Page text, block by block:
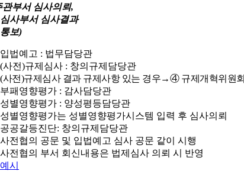
관부서 심사의뢰,
심사부서 심사결과
통보)
입법예고 : 법무담당관
(사전)규제심사 : 창의규제담당관
(사전)규제심사 결과 규제사항 있는 경우→④ 규제개혁위원
부패영향평가 : 감사담당관
성별영향평가 : 양성평등담당관
성별영향평가는 성별영향평가시스템 입력 후 심사의뢰
공공갈등진단: 창의규제담당관
사전협의 공문 및 입법예고 심사 공문 같이 시행
사전협의 부서 회신내용은 법제심사 의뢰 시 반영
예시